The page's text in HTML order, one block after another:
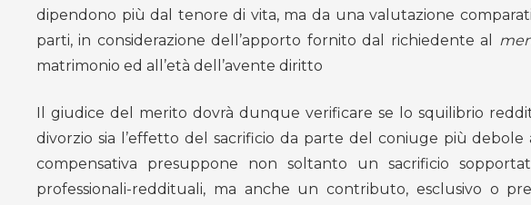
dipendono più dal tenore di vita, ma da una valutazione
parti, in considerazione dell’apporto fornito dal richiedente al
matrimonio ed all’età dell’avente diritto
Il giudice del merito dovrà dunque verificare se lo squilibrio
divorzio sia l’effetto del sacrificio da parte del coniuge più
compensativa presuppone non soltanto un sacrificio
professionali-reddituali, ma anche un contributo, esclusivo o